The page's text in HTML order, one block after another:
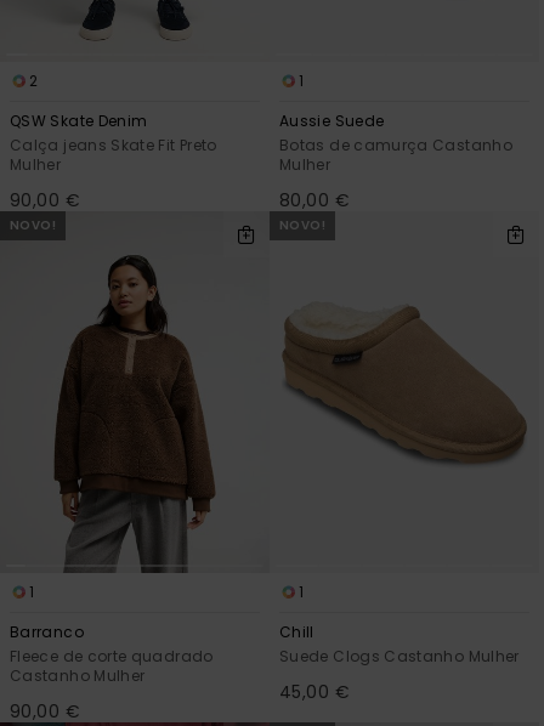
2
QSW Skate Denim
Calça jeans Skate Fit Preto
Mulher
90,00 €
1
Aussie Suede
Botas de camurça Castanho
Mulher
80,00 €
NOVO!
1
Barranco
Fleece de corte quadrado
Castanho Mulher
90,00 €
NOVO!
1
Chill
Suede Clogs Castanho Mulher
45,00 €